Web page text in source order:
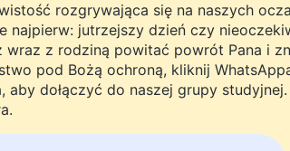
rozgrywająca się na naszych
najpierw: jutrzejszy dzień czy
wraz z rodziną powitać powrót Pana i
pod Bożą ochroną, kliknij
aby dołączyć do naszej grupy studyjnej.